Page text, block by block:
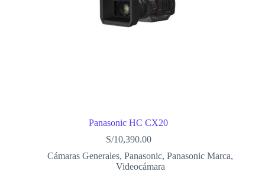
Panasonic HC CX20
S/10,390.00
Cámaras Generales,Panasonic,Panasonic Marca,
Videocámara